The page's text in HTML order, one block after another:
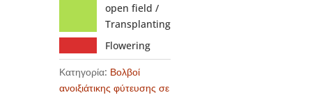
open field /
Transplanting
Flowering
Κατηγορία: Βολβοί
ανοιξιάτικης φύτευσης σε